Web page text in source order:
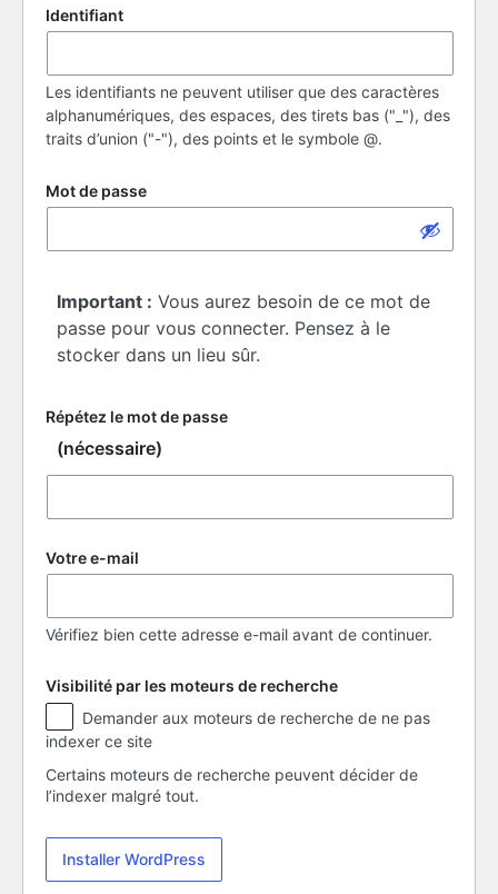
Identifiant
Les identifiants ne peuvent utiliser que des caractères
alphanumériques, des espaces, des tirets bas ("_"), des
traits d’union ("-"), des points et le symbole @.
Mot de passe
Important : Vous aurez besoin de ce mot de
passe pour vous connecter. Pensez à le
stocker dans un lieu sûr.
Répétez le mot de passe
(nécessaire)
Votre e-mail
Vérifiez bien cette adresse e-mail avant de continuer.
Visibilité par les moteurs de recherche
Visibilité
par
les
moteurs
de
indexer ce site
Certains moteurs de recherche peuvent décider de
l’indexer malgré tout.